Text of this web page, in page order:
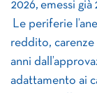
2026, emessi
Le periferie
reddito,
anni
adattamento ai